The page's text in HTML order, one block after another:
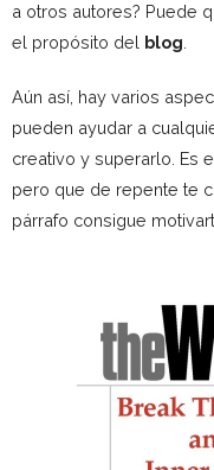
a otros autores? Puede
el propósito del blog
Aún así, hay varios
pueden ayudar a
creativo y superarlo. Es
pero que de repente te
párrafo consigue